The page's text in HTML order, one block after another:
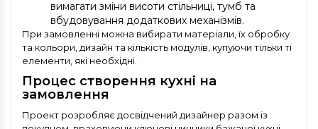
вимагати зміни висоти стільниці, тумб та
вбудовування додаткових механізмів.
При замовленні можна вибирати матеріали, їх обробку
та кольори, дизайн та кількість модулів, купуючи тільки ті
елементи, які необхідні.
Процес створення кухні на
замовлення
Проект розробляє досвідчений дизайнер разом із